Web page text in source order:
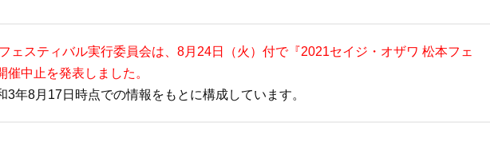
ェスティバル実行委員会は、8月24日（火）付で『2021セイジ・オザワ 松本フェ
催中止を発表しました。
年8月17日時点での情報をもとに構成しています。